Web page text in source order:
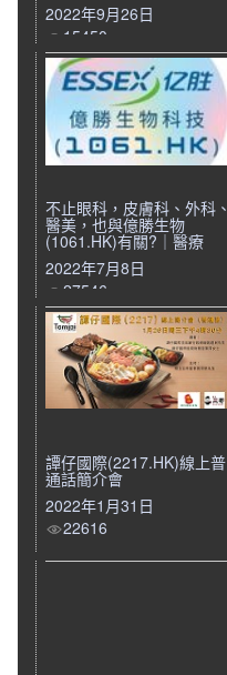
2022年9月26日
15450
不止眼科，皮膚科、外科、
醫美，也與億勝生物
(1061.HK)有關?｜醫療
2022年7月8日
27546
譚仔國際(2217.HK)線上普
通話簡介會
2022年1月31日
22616